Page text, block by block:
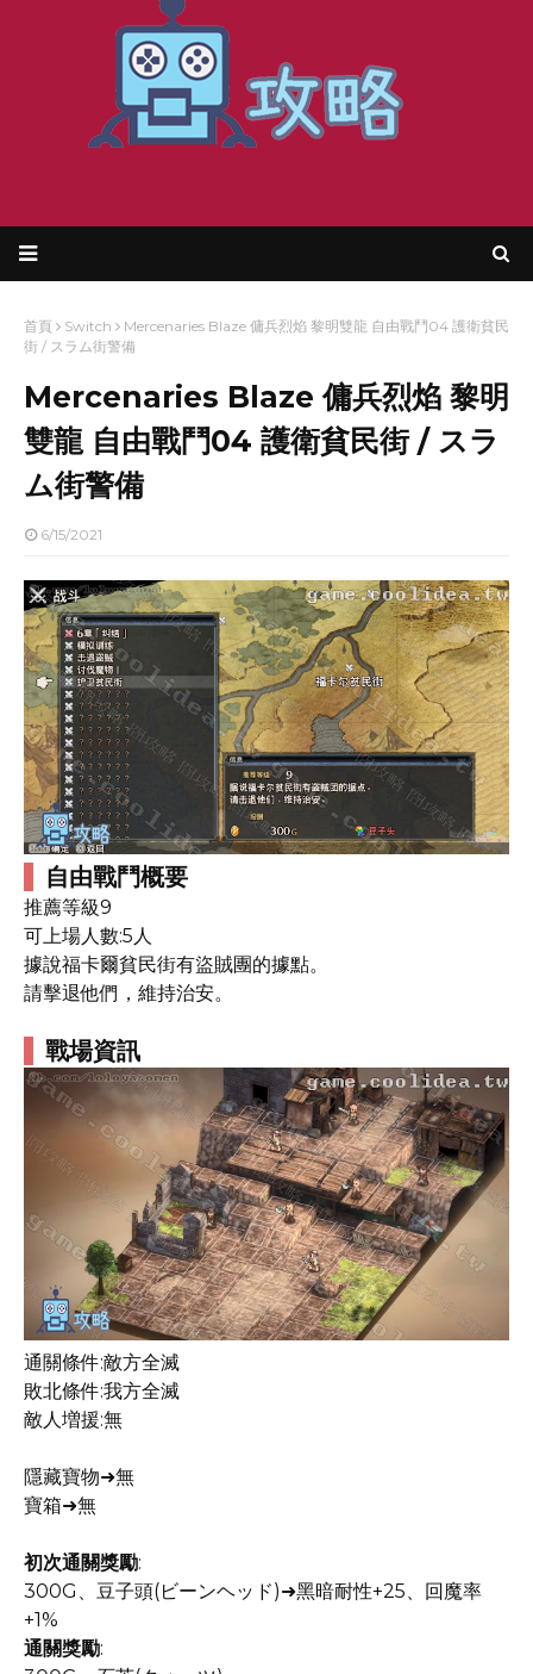
首頁 Switch
Mercenaries Blaze 傭兵烈焰 黎明雙龍 自由戰鬥04 護衛貧民
街 / スラム街警備
Mercenaries Blaze 傭兵烈焰 黎明
雙龍 自由戰鬥04 護衛貧民街 / スラ
ム街警備
6/15/2021
自由戰鬥概要
推薦等級9
可上場人數:5人
據說福卡爾貧民街有盜賊團的據點。
請擊退他們，維持治安。
戰場資訊
通關條件:敵方全滅
敗北條件:我方全滅
敵人増援:無
隱藏寶物➜無
寶箱➜無
初次通關獎勵:
300G、豆子頭(ビーンヘッド)➜黑暗耐性+25、回魔率
+1%
通關獎勵: